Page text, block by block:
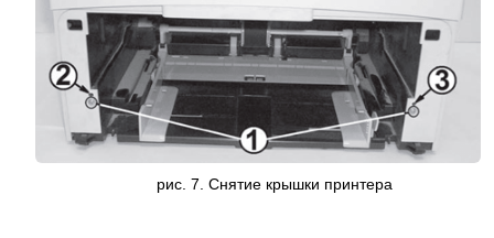
рис. 7. Снятие крышки принтера